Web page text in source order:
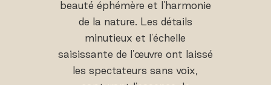
beauté éphémère et l'harmonie
de la nature. Les détails
minutieux et l'échelle
saisissante de l'œuvre ont laissé
les spectateurs sans voix,